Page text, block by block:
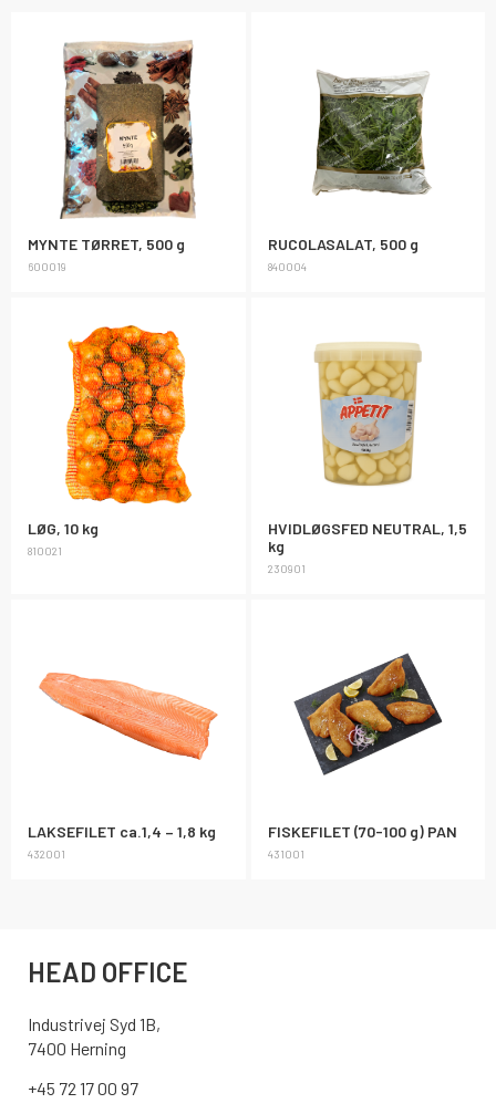
MYNTE TØRRET, 500 g
600019
RUCOLASALAT, 500 g
840004
LØG, 10 kg
810021
HVIDLØGSFED NEUTRAL, 1,5
kg
230901
LAKSEFILET ca.1,4 – 1,8 kg
432001
FISKEFILET (70-100 g) PAN
431001
HEAD OFFICE
Industrivej Syd 1B,
7400 Herning
+45 72 17 00 97